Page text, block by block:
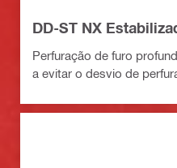
DD-ST NX
Perfuração de furo
a evitar o desvio de